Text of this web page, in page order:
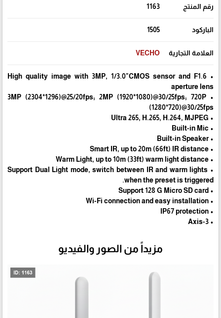
رقم المنتج 1163
الباركود 1505
العلامة التجارية VECHO
• High quality image with 3MP, 1/3.0"CMOS sensor and F1.6
aperture lens
• 3MP (2304*1296)@25/20fps; 2MP (1920*1080)@30/25fps; 720P
(1280*720)@30/25fps
• Ultra 265, H.265, H.264, MJPEG
• Built-in Mic
• Built-in Speaker
• Smart IR, up to 20m (66ft) IR distance
• Warm Light, up to 10m (33ft) warm light distance
• Support Dual Light mode, switch between IR and warm lights
when the preset is triggered.
• Support 128 G Micro SD card
• Wi-Fi connection and easy installation
• IP67 protection
• 3-Axis
مزيداً من الصور والفيديو